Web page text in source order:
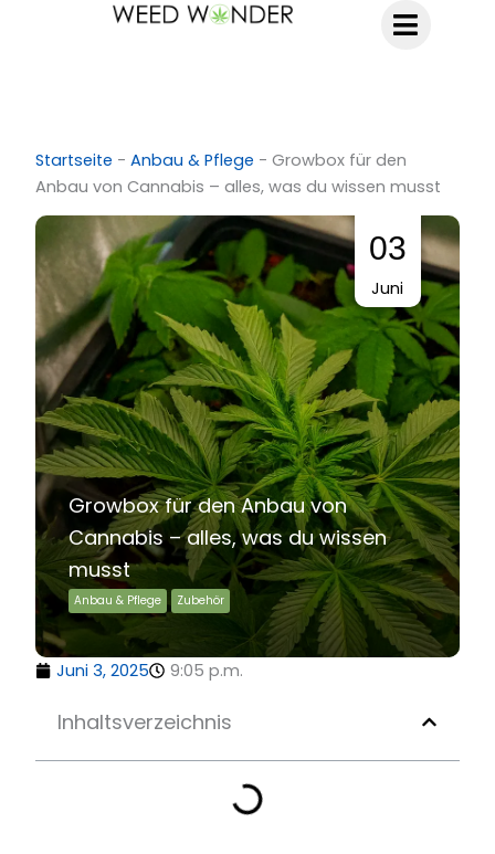
Startseite -Anbau & Pflege -Growbox für den
Anbau von Cannabis – alles, was du wissen musst
03
Juni
Growbox für den Anbau von
Cannabis – alles, was du wissen
musst
Anbau & Pflege Zubehör
Juni 3, 2025 9:05 p.m.
Inhaltsverzeichnis